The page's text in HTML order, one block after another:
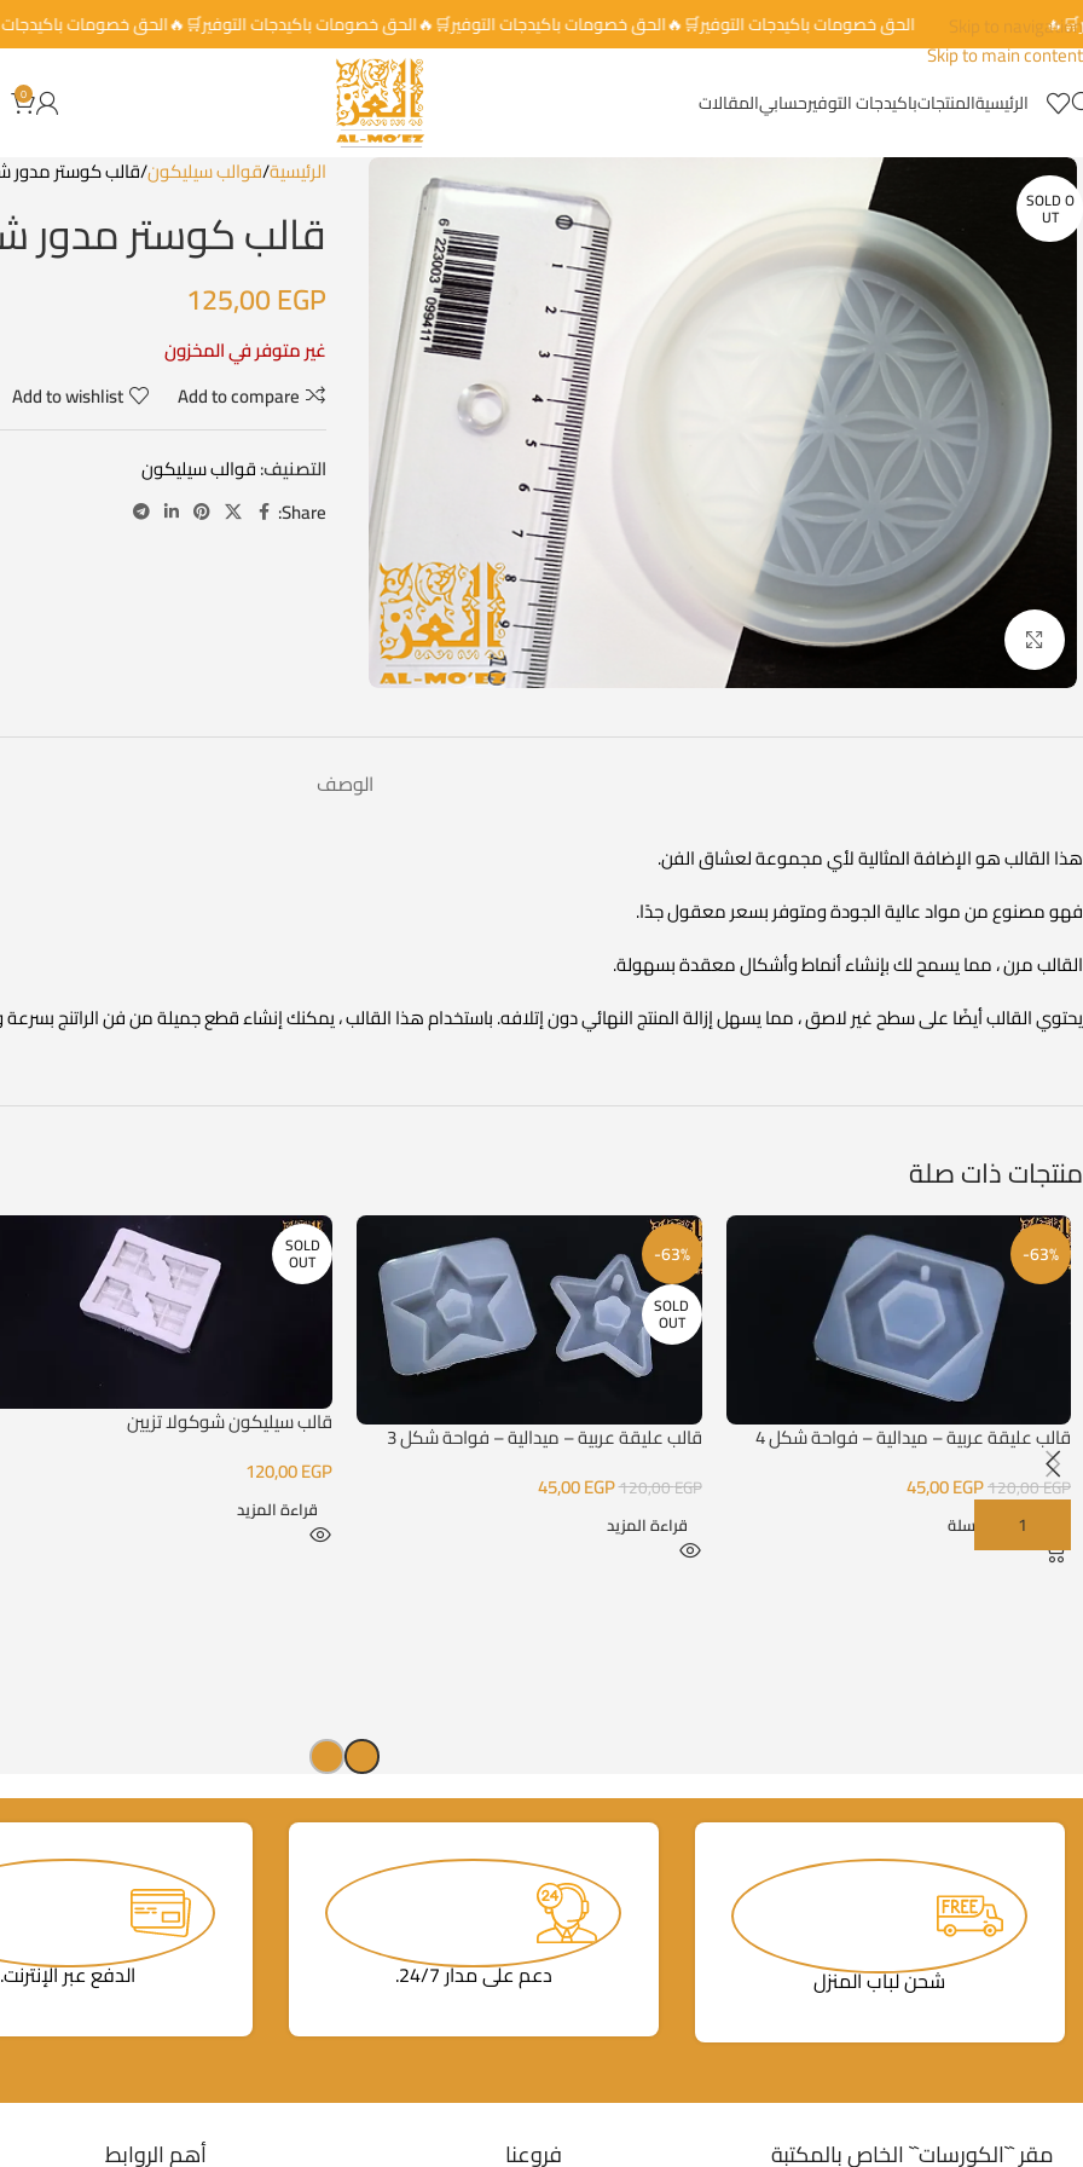
Skip to navigation
Skip to main content
الحق خصومات باكيدجات التوفير🛒🔥الحق خصومات باكيدجات التوفير🛒🔥الحق خصومات باكيدجات التوفير🛒🔥الحق خصومات
الرئيسيةالمنتجاتباكيدجات التوفيرحسابيالمقالات 0
SOLD O
UT
Click to enlarge
الرئيسية قوالب سيليكون قالب كوستر مدور
قالب كوستر مدور
125,00EGP
غير متوفر في المخزون
Add to compare
Add to wishlist
التصنيف:قوالب سيليكون
Share:
الوصف
هذا القالب هو الإضافة المثالية لأي مجموعة لعشاق الفن.
فهو مصنوع من مواد عالية الجودة ومتوفر بسعر معقول جدًا.
القالب مرن ، مما يسمح لك بإنشاء أنماط وأشكال معقدة بسهولة.
يحتوي القالب أيضًا على سطح غير لاصق ، مما يسهل إزالة المنتج النهائي دون إتلافه. باستخدام هذا القالب ، يمكنك إنشاء قطع جميلة من فن الراتنج
منتجات ذات صلة
-63%
قالب عليقة عربية – ميدالية – فواحة شكل 4
120,00EGP
45,00EGP
إضافة إلى السلة
-63%
SOLD
OUT
قالب عليقة عربية – ميدالية – فواحة شكل 3
120,00EGP
45,00EGP
قراءة المزيد
SOLD
OUT
قالب سيليكون شوكولا تزيين
120,00EGP
قراءة المزيد
شحن لباب المنزل دعم على مدار 24/7. الدفع عبر الإنترنت.
أهم الروابط فروعنا مقر ``الكورسات`` الخاص بالمكتبة